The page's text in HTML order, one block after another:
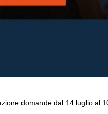
domande dal 14 luglio al